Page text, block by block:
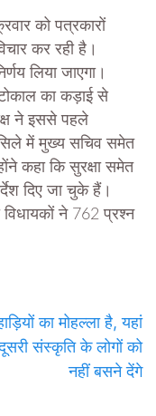
को पत्रकारों
कर रही है।
लिया जाएगा।
का कड़ाई से
ने इससे पहले
में मुख्य सचिव समेत
कहा कि सुरक्षा समेत
दिए जा चुके हैं।
ने 762 प्रश्न
का मोहल्ला है, यहां
संस्कृति के लोगों को
नहीं बसने देंगे